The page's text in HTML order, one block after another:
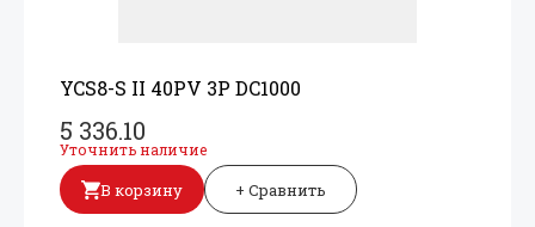
YCS8-S II 40PV 3P DC1000
5 336.10
Уточнить наличие
В корзину + Сравнить